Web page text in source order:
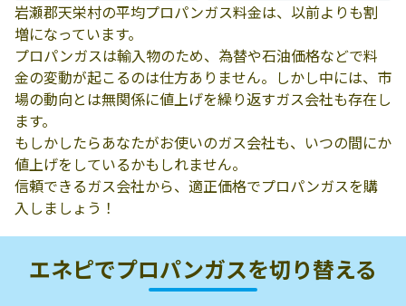
岩瀬郡天栄村の平均プロパンガス料金は、以前よりも割
増になっています。
プロパンガスは輸入物のため、為替や石油価格などで料
金の変動が起こるのは仕方ありません。しかし中には、市
場の動向とは無関係に値上げを繰り返すガス会社も存在し
ます。
もしかしたらあなたがお使いのガス会社も、いつの間にか
値上げをしているかもしれません。
信頼できるガス会社から、適正価格でプロパンガスを購
入しましょう！
エネピでプロパンガスを切り替える